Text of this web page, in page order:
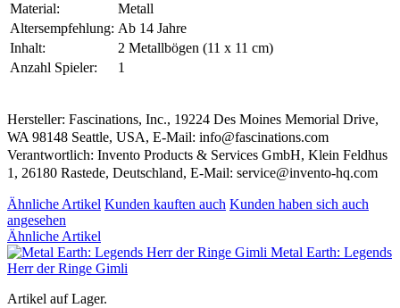
Material:
Metall
Altersempfehlung: Ab 14 Jahre
Inhalt:
2 Metallbögen (11 x 11 cm)
Anzahl Spieler:
1
Hersteller: Fascinations, Inc., 19224 Des Moines Memorial Drive,
WA 98148 Seattle, USA, E-Mail: info@fascinations.com
Verantwortlich: Invento Products & Services GmbH, Klein Feldhus
1, 26180 Rastede, Deutschland, E-Mail: service@invento-hq.com
Ähnliche Artikel Kunden kauften auch Kunden haben sich auch
angesehen
Ähnliche Artikel
Metal Earth: Legends
Herr der Ringe Gimli
Artikel auf Lager.